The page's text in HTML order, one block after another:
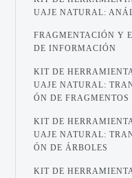
UAJE NATURAL:
FRAGMENTACIÓN Y
DE INFORMACIÓN
KIT DE
UAJE NATURAL:
ÓN DE FRAGMENTOS
KIT DE
UAJE NATURAL:
ÓN DE ÁRBOLES
KIT DE